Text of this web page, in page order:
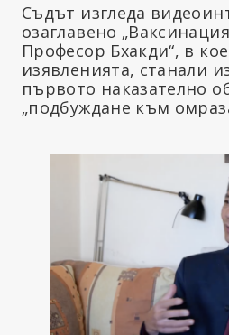
Съдът изгледа
озаглавено
Професор Бхакди“, в
изявленията, станали
първото наказателно
„подбуждане към